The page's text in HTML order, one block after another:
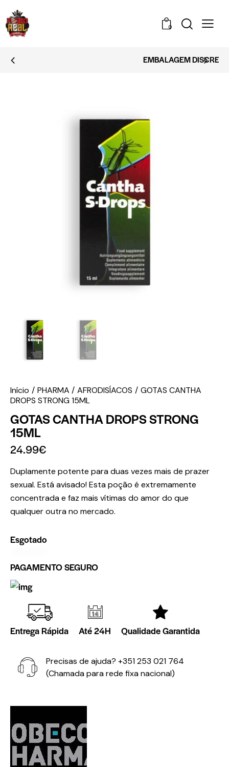
0
EMBALAGEM DISCRETA
Início PHARMA AFRODISÍACOS
GOTAS CANTHA
DROPS STRONG 15ML
GOTAS CANTHA DROPS STRONG
15ML
24.99€
Duplamente potente para duas vezes mais de prazer
sexual. Está avisado! Esta poção é extremamente
concentrada e faz mais vítimas do amor do que
qualquer outra no mercado.
Esgotado
PAGAMENTO SEGURO
Entrega Rápida Até 24H Qualidade Garantida
Precisas de ajuda? +351 253 021 764
(Chamada para rede fixa nacional)